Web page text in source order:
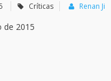
Críticas Renan Ji
de 2015